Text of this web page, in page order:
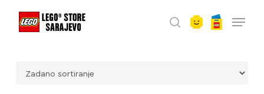
search